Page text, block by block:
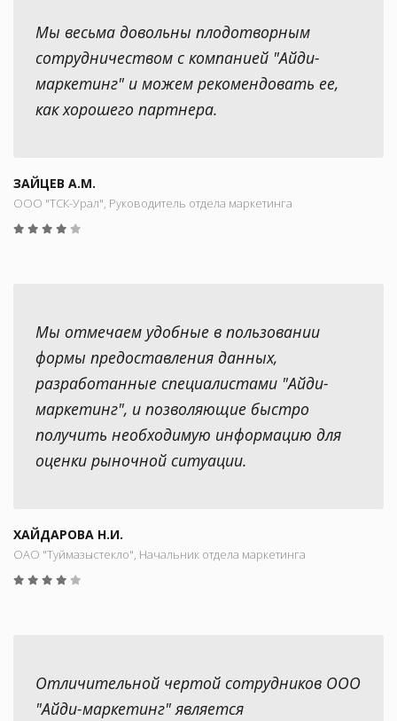
Мы весьма довольны плодотворным
сотрудничеством с компанией "Айди-
маркетинг" и можем рекомендовать ее,
как хорошего партнера.
ЗАЙЦЕВ А.М.
ООО "ТСК-Урал", Руководитель отдела маркетинга
Мы отмечаем удобные в пользовании
формы предоставления данных,
разработанные специалистами "Айди-
маркетинг", и позволяющие быстро
получить необходимую информацию для
оценки рыночной ситуации.
ХАЙДАРОВА Н.И.
ОАО "Туймазыстекло", Начальник отдела маркетинга
Отличительной чертой сотрудников ООО
"Айди-маркетинг" является